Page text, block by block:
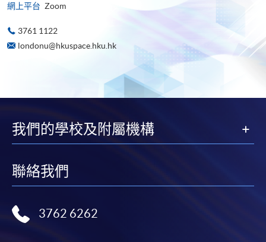
網上平台 Zoom
3761 1122
londonu@hkuspace.hku.hk
我們的學校及附屬機構
聯絡我們
3762 6262